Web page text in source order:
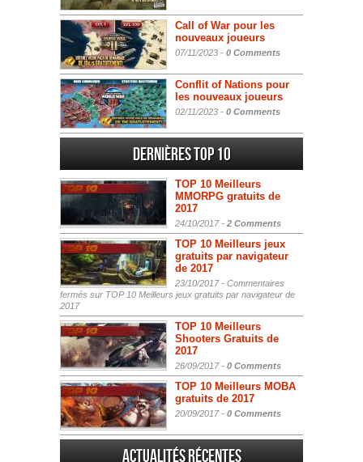
Call of War pour les
nouveaux joueurs
07/11/2023 - 0 Comments
Conflit of Nations pour
les nouveaux joueurs
02/11/2023 - 0 Comments
Dernières Top 10
TOP 10 Meilleurs
MMORPG gratuits de
2017
24/10/2017 - 2 Comments
TOP 10 Meilleurs jeux
gratuits par navigateur
de 2017
23/10/2017 - Commentaires
fermés sur TOP 10 Meilleurs jeux gratuits par navigateur de
2017
TOP 10 Meilleurs
Shooters Gratuits de
2017
26/09/2017 - 0 Comments
TOP 10 Meilleurs MOBA
gratuits de 2017
20/09/2017 - 0 Comments
Actualités Récentes